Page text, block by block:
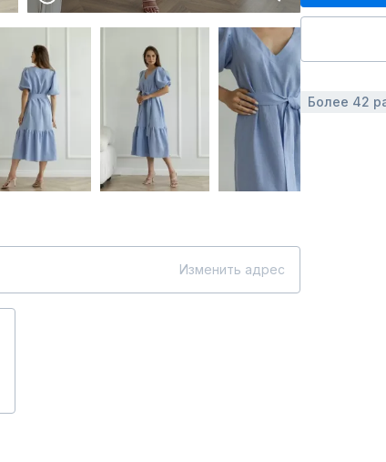
Изменить адрес
Более 42